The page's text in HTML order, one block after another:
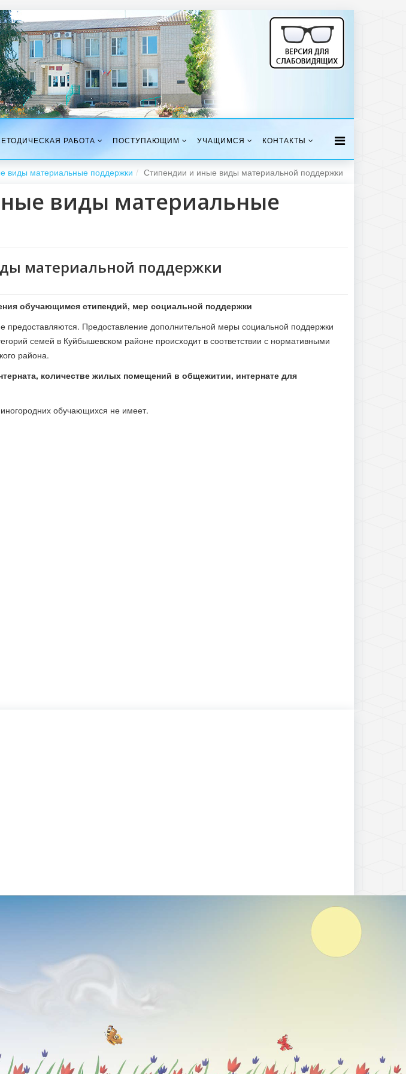
РАБОТА ПОСТУПАЮЩИМ УЧАЩИМСЯ КОНТАКТЫ
виды материальные поддержки Стипендии и иные виды материальной поддержки
виды материальные
материальной поддержки
обучающимся стипендий, мер социальной поддержки
Предоставление дополнительной меры социальной поддержки
семей в Куйбышевском районе происходит в соответствии с нормативными
района.
количестве жилых помещений в общежитии, интернате для
обучающихся не имеет.